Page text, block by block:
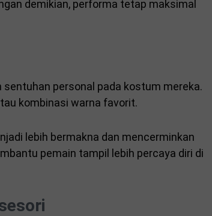
demikian, performa tetap maksimal
sentuhan personal pada kostum mereka.
kombinasi warna favorit.
lebih bermakna dan mencerminkan
pemain tampil lebih percaya diri di